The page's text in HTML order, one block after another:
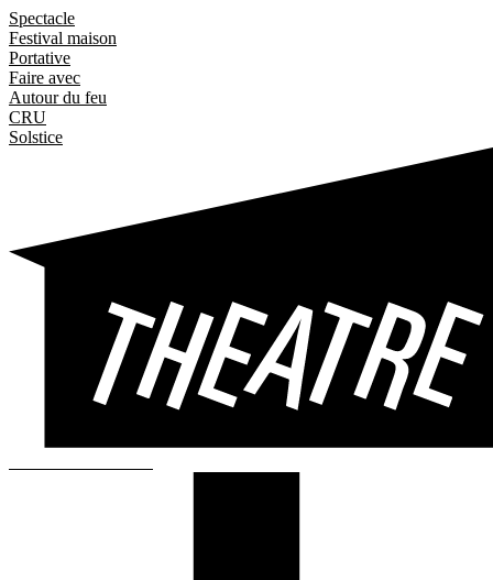
Spectacle
Festival maison
Portative
Faire avec
Autour du feu
CRU
Solstice
La scène
Salle pouvant accueillir 200 spectateur·ices
La Louve
Buvette du Théâtre, ouverte 1h avant et après les représentations
Cours enfants et ateliers adolescent·e·s
Collection historique des spectacles des fondateurices. Masques,